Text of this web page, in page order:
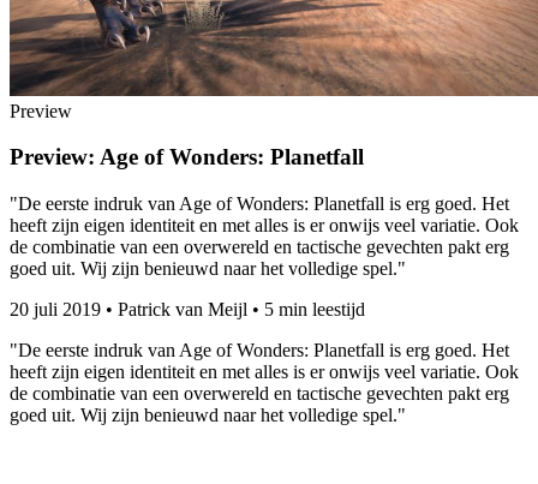
Preview
Preview: Age of Wonders: Planetfall
"De eerste indruk van Age of Wonders: Planetfall is erg goed. Het
heeft zijn eigen identiteit en met alles is er onwijs veel variatie. Ook
de combinatie van een overwereld en tactische gevechten pakt erg
goed uit. Wij zijn benieuwd naar het volledige spel."
20 juli 2019 • Patrick van Meijl • 5 min leestijd
"De eerste indruk van Age of Wonders: Planetfall is erg goed. Het
heeft zijn eigen identiteit en met alles is er onwijs veel variatie. Ook
de combinatie van een overwereld en tactische gevechten pakt erg
goed uit. Wij zijn benieuwd naar het volledige spel."